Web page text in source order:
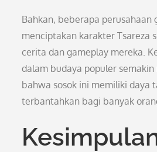
Bahkan, beberapa perusahaan
menciptakan karakter Tsareza
cerita dan gameplay mereka.
dalam budaya populer semakin
bahwa sosok ini memiliki daya
terbantahkan bagi banyak